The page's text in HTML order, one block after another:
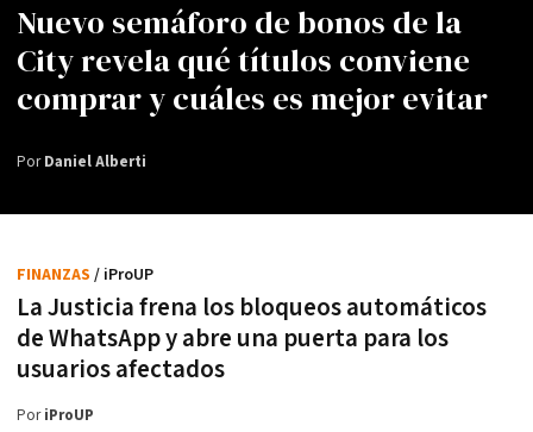
Nuevo semáforo de bonos de la
City revela qué títulos conviene
comprar y cuáles es mejor evitar
PorDaniel Alberti
La Justicia frena los bloqueos automáticos
de WhatsApp y abre una puerta para los
usuarios afectados
FINANZAS / iProUP
PoriProUP